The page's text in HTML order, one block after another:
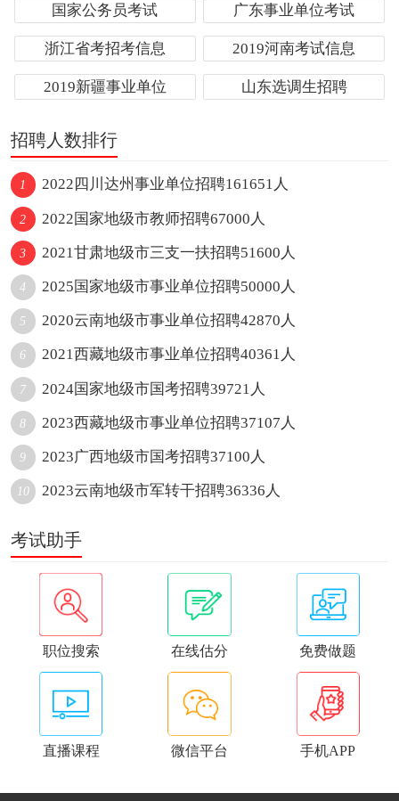
国家公务员考试 广东事业单位考试
浙江省考招考信息 2019河南考试信息
2019新疆事业单位 山东选调生招聘
招聘人数排行
1 2022四川达州事业单位招聘161651人
2 2022国家地级市教师招聘67000人
3 2021甘肃地级市三支一扶招聘51600人
4 2025国家地级市事业单位招聘50000人
5 2020云南地级市事业单位招聘42870人
6 2021西藏地级市事业单位招聘40361人
7 2024国家地级市国考招聘39721人
8 2023西藏地级市事业单位招聘37107人
9 2023广西地级市国考招聘37100人
10 2023云南地级市军转干招聘36336人
考试助手
职位搜索 在线估分 免费做题
直播课程 微信平台 手机APP